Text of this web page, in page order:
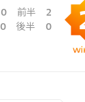
0 前半
2
0
後半 0